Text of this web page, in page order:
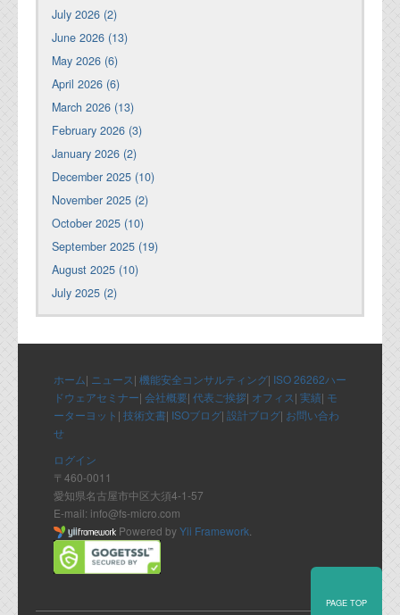
July 2026 (2)
June 2026 (13)
May 2026 (6)
April 2026 (6)
March 2026 (13)
February 2026 (3)
January 2026 (2)
December 2025 (10)
November 2025 (2)
October 2025 (10)
September 2025 (19)
August 2025 (10)
July 2025 (2)
PAGE TOP
ホーム| ニュース| 機能安全コンサルティング| ISO 26262ハー
ドウェアセミナー| 会社概要| 代表ご挨拶| オフィス| 実績| モ
ーターヨット | 技術文書| ISOブログ| 設計ブログ| お問い合わ
せ
ログイン
〒460-0011
愛知県名古屋市中区大須4-1-57
E-mail: info@fs-micro.com
Powered byYii Framework